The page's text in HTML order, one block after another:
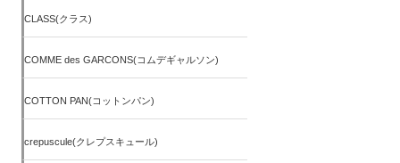
CLASS(クラス)
COMME des GARCONS(コムデギャルソン)
COTTON PAN(コットンパン)
crepuscule(クレプスキュール)